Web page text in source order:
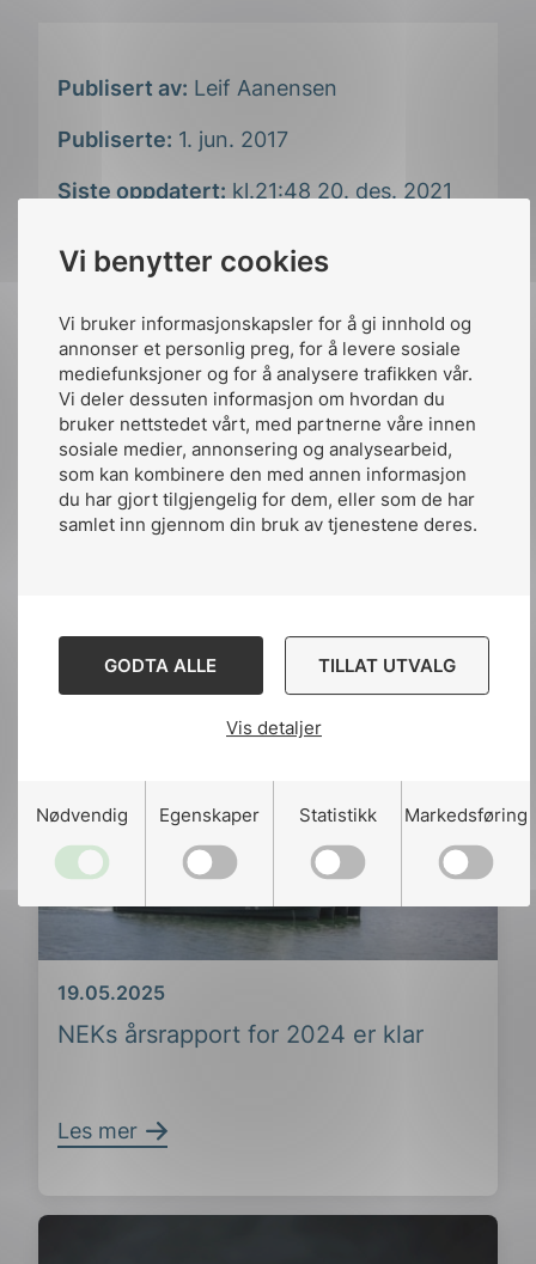
Vi benytter cookies
Vi bruker informasjonskapsler for å gi innhold og
annonser et personlig preg, for å levere sosiale
mediefunksjoner og for å analysere trafikken vår.
Vi deler dessuten informasjon om hvordan du
bruker nettstedet vårt, med partnerne våre innen
sosiale medier, annonsering og analysearbeid,
som kan kombinere den med annen informasjon
du har gjort tilgjengelig for dem, eller som de har
samlet inn gjennom din bruk av tjenestene deres.
GODTA ALLE TILLAT UTVALG
Vis detaljer
Nødvendig Egenskaper Statistikk Markedsføring
Publisert av: Leif Aanensen
Publiserte: 1. jun. 2017
Siste oppdatert: kl.21:48 20. des. 2021
Del artikkelen på:
Del
påLinkedIn
Del
påFacebook
Del
påMail
Relaterte artikler Se alle nyheter
NEKs årsrapport for 2024 er klar
Dato
19.05.2025
Les mer